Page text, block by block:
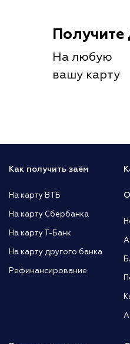
Получите
На любую
вашу карту
Как получить заём
На карту ВТБ
На карту Сбербанка
На карту Т-Банк
На карту другого банка
Рефинансирование